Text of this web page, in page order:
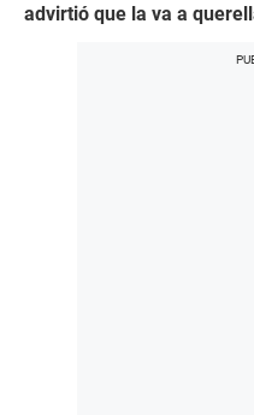
advirtió que la va a